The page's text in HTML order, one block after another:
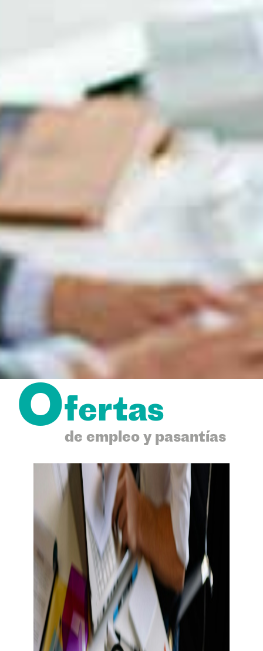
Ofertas
de empleo y pasantías